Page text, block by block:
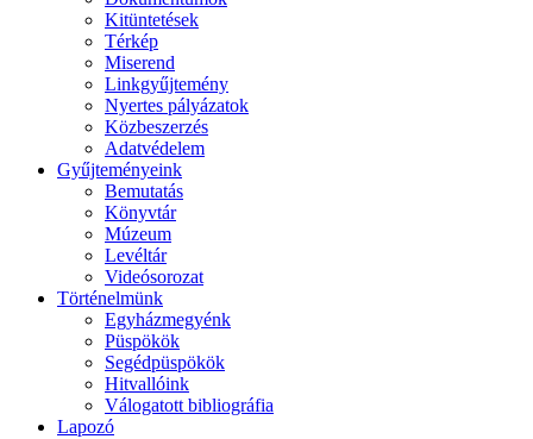
Kitüntetések
Térkép
Miserend
Linkgyűjtemény
Nyertes pályázatok
Közbeszerzés
Adatvédelem
Gyűjteményeink
Bemutatás
Könyvtár
Múzeum
Levéltár
Videósorozat
Történelmünk
Egyházmegyénk
Püspökök
Segédpüspökök
Hitvallóink
Válogatott bibliográfia
Lapozó